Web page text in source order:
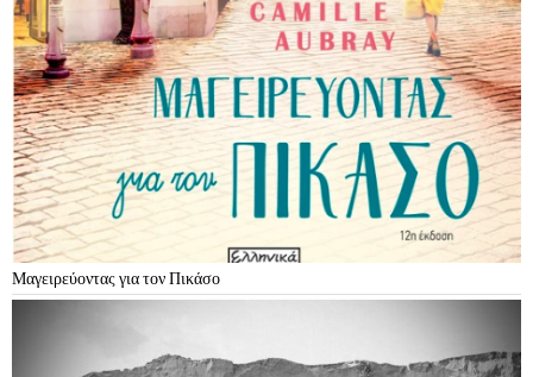
Μαγειρεύοντας για τον Πικάσο